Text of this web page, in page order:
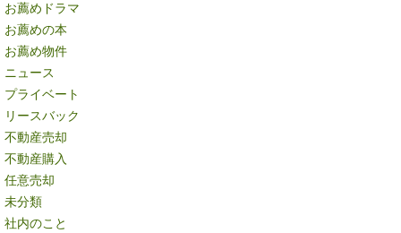
お薦めドラマ
お薦めの本
お薦め物件
ニュース
プライベート
リースバック
不動産売却
不動産購入
任意売却
未分類
社内のこと